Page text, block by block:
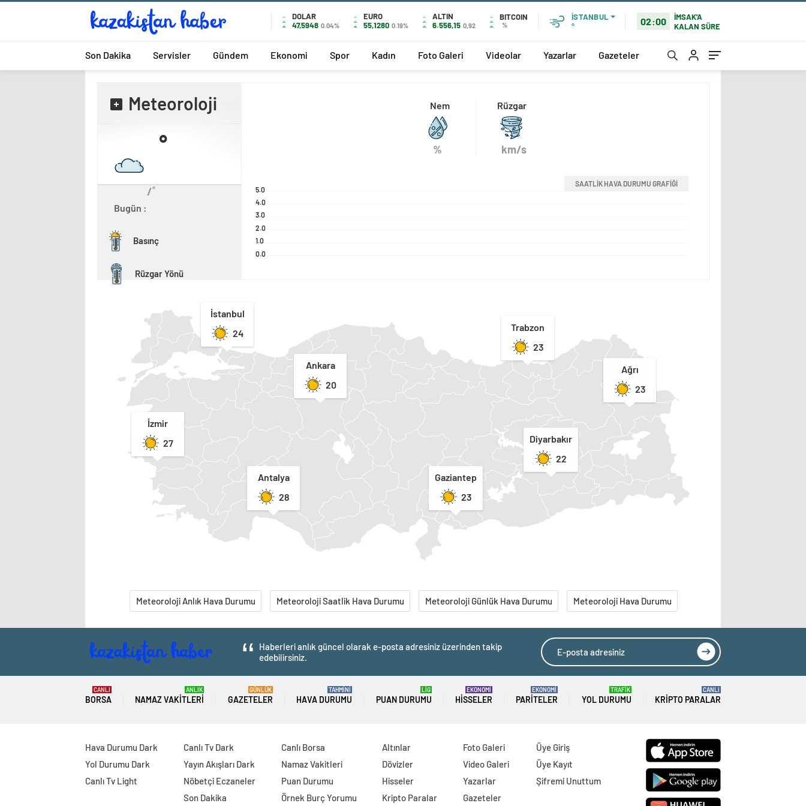
DOLAR
47,5948 0.04%
EURO
55,1280 0.19%
ALTIN
6.556,15 0,92
BITCOIN
%
İSTANBUL
°
02:00
İMSAK'A
KALAN SÜRE
Son Dakika Servisler Gündem Ekonomi Spor Kadın Foto Galeri Videolar Yazarlar Gazeteler
Meteoroloji
˚
/˚
Bugün :
Basınç
Rüzgar Yönü
Nem
%
Rüzgar
km/s
SAATLİK HAVA DURUMU GRAFİĞİ
5.0
4.0
3.0
2.0
1.0
0.0
İstanbul
24
İzmir
27
Ankara
20
Antalya
28
Trabzon
23
Ağrı
23
Diyarbakır
22
Gaziantep
23
Meteoroloji Anlık Hava Durumu Meteoroloji Saatlik Hava Durumu Meteoroloji Günlük Hava Durumu Meteoroloji Hava Durumu
Haberleri anlık güncel olarak e-posta adresiniz üzerinden takip
edebilirsiniz.
BORSA
CANLI
NAMAZ VAKITLERI
ANLIK
GAZETELER
GÜNLÜK
HAVA DURUMU
TAHMİNİ
PUAN DURUMU
LİG
HISSELER
EKONOMİ
PARITELER
EKONOMİ
YOL DURUMU
TRAFİK
KRIPTO PARALAR
CANLI
Hava Durumu Dark
Yol Durumu Dark
Canlı Tv Light
Canlı Tv Dark
Yayın Akışları Dark
Nöbetçi Eczaneler
Son Dakika
Canlı Borsa
Namaz Vakitleri
Puan Durumu
Örnek Burç Yorumu
Altınlar
Dövizler
Hisseler
Kripto Paralar
Foto Galeri
Video Galeri
Yazarlar
Gazeteler
Üye Giriş
Üye Kayıt
Şifremi Unuttum